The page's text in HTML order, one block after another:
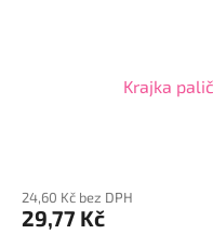
Krajka
24,60 Kč bez DPH
29,77 Kč